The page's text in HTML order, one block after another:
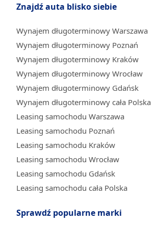
Znajdź auta blisko siebie
Wynajem długoterminowy Warszawa
Wynajem długoterminowy Poznań
Wynajem długoterminowy Kraków
Wynajem długoterminowy Wrocław
Wynajem długoterminowy Gdańsk
Wynajem długoterminowy cała Polska
Leasing samochodu Warszawa
Leasing samochodu Poznań
Leasing samochodu Kraków
Leasing samochodu Wrocław
Leasing samochodu Gdańsk
Leasing samochodu cała Polska
Sprawdź popularne marki